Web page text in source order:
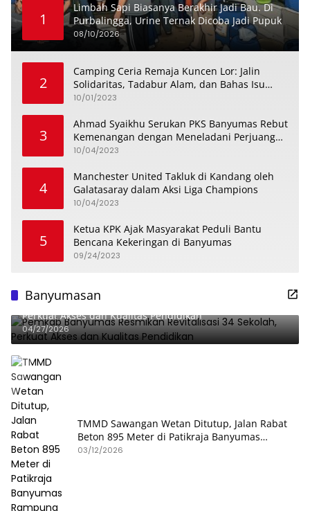
1
Limbah Sapi Biasanya Berakhir Jadi Bau. Di
Purbalingga, Urine Ternak Dicoba Jadi Pupuk
08/10/2026
2
Camping Ceria Remaja Kuncen Lor: Jalin
Solidaritas, Tadabur Alam, dan Bahas Isu
Keremajaan
10/01/2023
3
Ahmad Syaikhu Serukan PKS Banyumas Rebut
Kemenangan dengan Meneladani Perjuangan
Soedirman
10/04/2023
4
Manchester United Takluk di Kandang oleh
Galatasaray dalam Aksi Liga Champions
10/04/2023
5
Ketua KPK Ajak Masyarakat Peduli Bantu
Bencana Kekeringan di Banyumas
09/24/2023
Banyumasan
Pemkab Banyumas Resmikan Revitalisasi 34 Sekolah,
Perkuat Akses dan Kualitas Pendidikan
04/27/2026
TMMD Sawangan Wetan Ditutup, Jalan Rabat
Beton 895 Meter di Patikraja Banyumas
Rampung
03/12/2026